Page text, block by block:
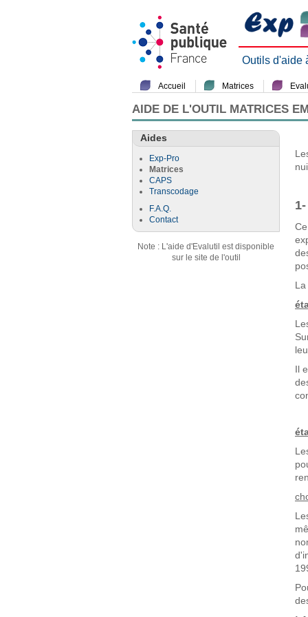
Outils d'aide
Accueil Matrices
AIDE DE L'OUTIL MATRICES
Aides
Exp-Pro
Matrices
CAPS
Transcodage
F.A.Q.
Contact
Note : L'aide d'Evalutil est disponible
sur le site de l'outil
Il